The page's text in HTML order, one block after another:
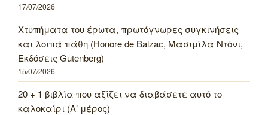
17/07/2026
Χτυπήματα του έρωτα, πρωτόγνωρες συγκινήσεις
και λοιπά πάθη (Honore de Balzac, Μασιμίλα Ντόνι,
Εκδόσεις Gutenberg)
15/07/2026
20 + 1 βιβλία που αξίζει να διαβάσετε αυτό το
καλοκαίρι (Α’ μέρος)